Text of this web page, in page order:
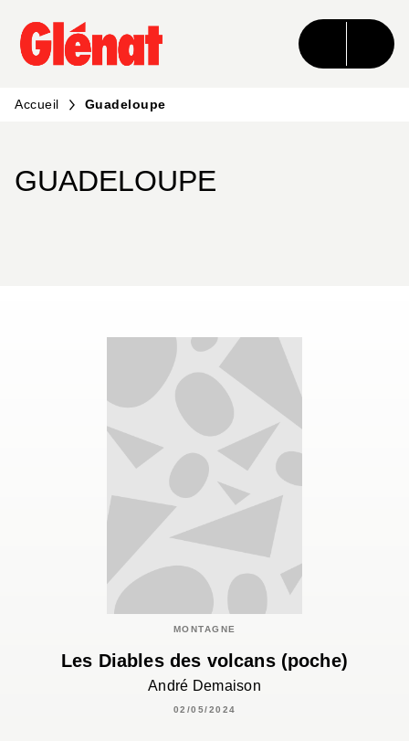
MENU RECHERCHE CONTENU
PIED DE PAGE
Accueil Guadeloupe
GUADELOUPE
MONTAGNE
Les Diables des volcans (poche)
André Demaison
02/05/2024